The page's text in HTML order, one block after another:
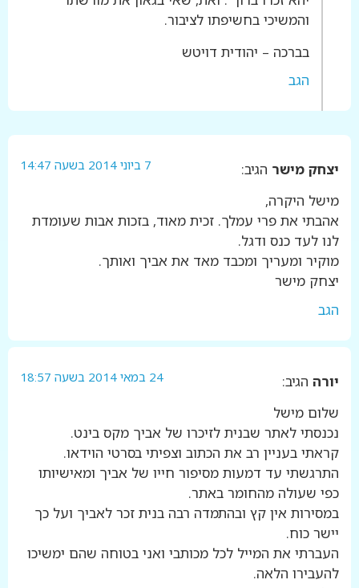
והמשיכי בחשיפתו לציבור.
בברכה – יהודית דויטש
הגב
יצחק מישר הגיב: 7 ביוני 2014 בשעה 14:47
מישל היקרה,
אהבתי את פרי עמלך. זכית מאוד, בזכות אבות שעומדת
לנו לעד כנס ודגל.
מוקיר ומעריך ומכבד מאד את אביך ואותך.
יצחק מישר
הגב
יורה הגיב: 24 במאי 2014 בשעה 18:57
שלום מישל
נכנסתי לאתר שבנית לזיכרו של אביך מקס בינט.
קראתי בעניין רב את הכתוב וצפיתי בסרטי הוידאו.
התרגשתי עד דמעות מסיפור חייו של אביך ומאישיותו
כפי שעולה מהחומר באתר.
במסירות אין קץ ובהתמדה רבה בנית זכר לאביך ועל כך
יישר כוח.
העברתי את המייל לכל מכותבי ואני בטוחה שהם ימשיכו
להעבירו הלאה.